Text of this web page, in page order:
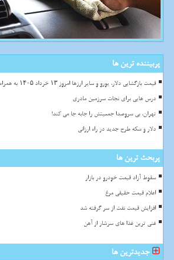
پربیننده ترین ها
قیمت بازگشایی دلار، یورو و سایر ارزها امروز ۱۳ خرداد ۱۴۰۵ به همراه جدول
درس هایی برای نجات سرزمین مادری
تهران، بی سروصدا جمعیتش را جابه جا می کند!
دلار و سکه طرح جدید در راه ارزانی
پربحث ترین ها
سقوط آزاد قیمت خودرو در بازار
اعلام قیمت حقیقی مرغ
افزایش قیمت نفت از سر گرفته شد
غنی ترین غذا های سرشار از آهن
جدیدترین ها